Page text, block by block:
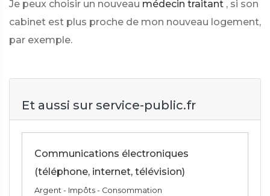
Je peux choisir un nouveau médecin traitant , si son
cabinet est plus proche de mon nouveau logement,
par exemple.
Et aussi sur service-public.fr
Communications électroniques
(téléphone, internet, télévision)
Argent - Impôts - Consommation